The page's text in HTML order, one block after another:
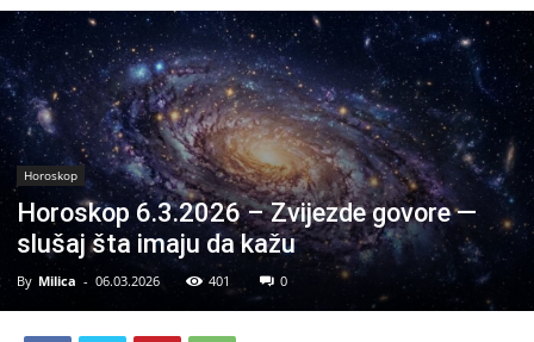
Horoskop
Horoskop 6.3.2026 – Zvijezde govore —
slušaj šta imaju da kažu
By Milica - 06.03.2026 401 0